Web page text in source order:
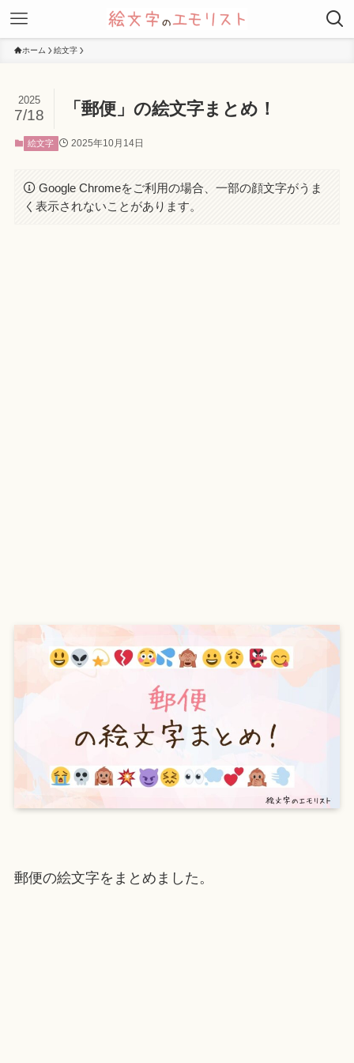
ホーム 絵文字
「郵便」の絵文字まとめ！
2025
7/18
絵文字 2025年10月14日
Google Chromeをご利用の場合、一部の顔文字がうま
く表示されないことがあります。
郵便の絵文字をまとめました。